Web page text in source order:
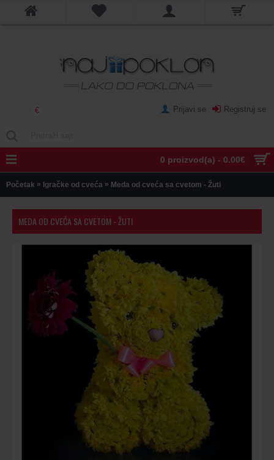
€ Prijavi se Registruj se
0 proizvod(a) - 0.00€
Početak » Igračke od cveća » Meda od cveća sa cvetom - Žuti
MEDA OD CVEĆA SA CVETOM - ŽUTI